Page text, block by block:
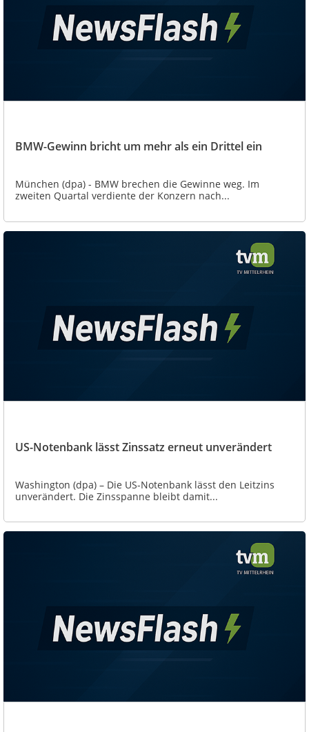
BMW-Gewinn bricht um mehr als ein Drittel ein
München (dpa) - BMW brechen die Gewinne weg. Im
zweiten Quartal verdiente der Konzern nach...
US-Notenbank lässt Zinssatz erneut unverändert
Washington (dpa) – Die US-Notenbank lässt den Leitzins
unverändert. Die Zinsspanne bleibt damit...